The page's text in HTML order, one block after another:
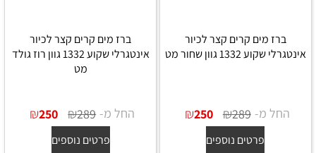
ברז מים קרים קצר לכיור
אינטגרלי שקוע 1332 גוון שחור מט
החל מ- ₪289
₪250
פרטים נוספים
ברז מים קרים קצר לכיור
אינטגרלי שקוע 1332 גוון רוז גולד
מט
החל מ- ₪289
₪250
פרטים נוספים